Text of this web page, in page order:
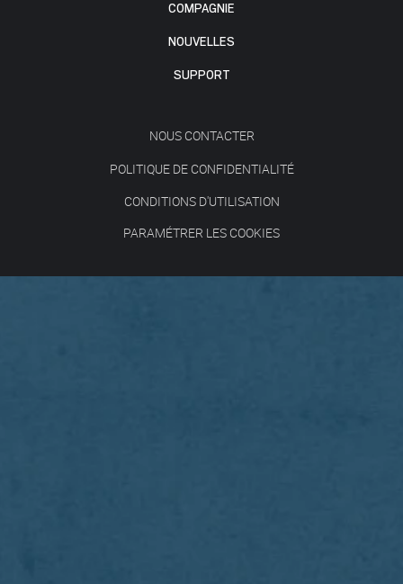
COMPAGNIE
NOUVELLES
SUPPORT
NOUS CONTACTER
POLITIQUE DE CONFIDENTIALITÉ
CONDITIONS D'UTILISATION
PARAMÉTRER LES COOKIES